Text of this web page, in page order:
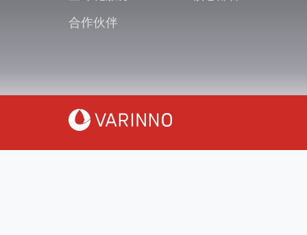
合作伙伴